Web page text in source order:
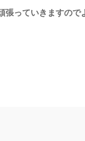
っていきますので